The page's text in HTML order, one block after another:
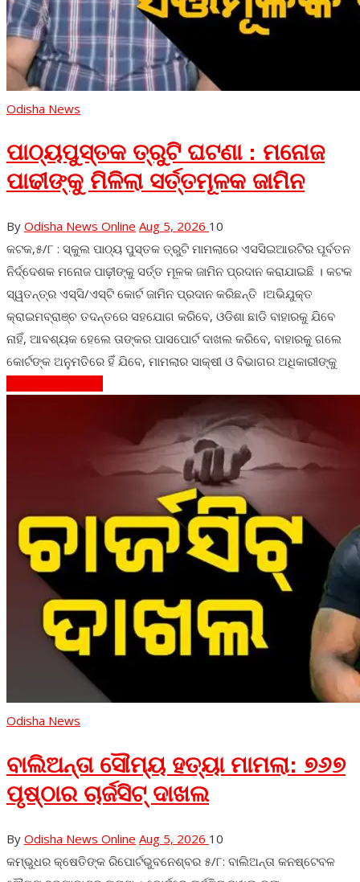
Odisha News
ପାଠ୍ୟପୁସ୍ତକ ତ୍ରୁଟି ଘଟଣା : ମନୋଜ
ପାଢୀଙ୍କୁ ମିଳିଲା ସର୍ତ୍ତମୂଳକ ଜାମିନ
By Odisha News Online Aug 5, 2026 10
କଟକ,୫/୮ : ସ୍କୁଲ ପାଠ୍ୟ ପୁସ୍ତକ ତ୍ରୁଟି ମାମଲାରେ ଏସସିଇଆରଟିର ପୂର୍ବତନ
ନିର୍ଦ୍ଦେଶକ ମନୋଜ ପାଢ଼ୀଙ୍କୁ ସର୍ତ୍ତ ମୂଳକ ଜାମିନ ପ୍ରଦାନ କରାଯାଇଛି । କଟକ
ସ୍ୱତନ୍ତ୍ର ଏସ୍‌ସି/ଏସ୍‌ଟି କୋର୍ଟ ଜାମିନ ପ୍ରଦାନ କରିଛନ୍ତି ।ଅଭିଯୁକ୍ତ
କ୍ରାଇମବ୍ରାଞ୍ଚ ତଦନ୍ତରେ ସହଯୋଗ କରିବେ, ଓଡିଶା ଛାଡି ବାହାରକୁ ଯିବେ
ନାହିଁ, ଆବଶ୍ୟକ ହେଲେ ତାଙ୍କର ପାସପୋର୍ଟ ଦାଖଲ କରିବେ, ବାହାରକୁ ଗଲେ
କୋର୍ଟଙ୍କ ଅନୁମତିରେ ହିଁ ଯିବେ, ମାମଲାର ସାକ୍ଷୀ ଓ ବିଭାଗର ଅଧିକାରୀଙ୍କୁ
Odisha News
ବାଲିଅନ୍ତା ସୌମ୍ୟ ହତ୍ୟା ମାମଲା: ୭୬୭
ପୃଷ୍ଠାର ଚାର୍ଜସିଟ୍ ଦାଖଲ
By Odisha News Online Aug 5, 2026 10
କମ୍ଭୁଧର କ୍ଷେତିଙ୍କ ରିପୋର୍ଟଭୁବନେଶ୍ବର ୫/୮: ବାଲିଅନ୍ତା କନଷ୍ଟେବଳ